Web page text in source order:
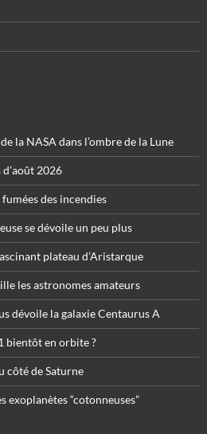
la NASA dans l’ombre de la Lune
2026
des incendies
se dévoile un peu plus
plateau d’Aristarque
les astronomes amateurs
dévoile la galaxie Centaurus A
bientôt en orbite ?
côté de Saturne
exoplanètes “cotonneuses”